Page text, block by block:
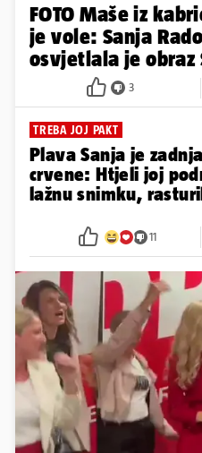
FOTO Maše iz
je vole: Sanja
osvjetlala je obraz
3
TREBA JOJ PAKT
Plava Sanja je
crvene: Htjeli joj
lažnu snimku,
11